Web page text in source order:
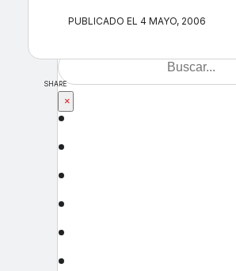
×
PUBLICADO EL 4 MAYO, 2006
SHARE